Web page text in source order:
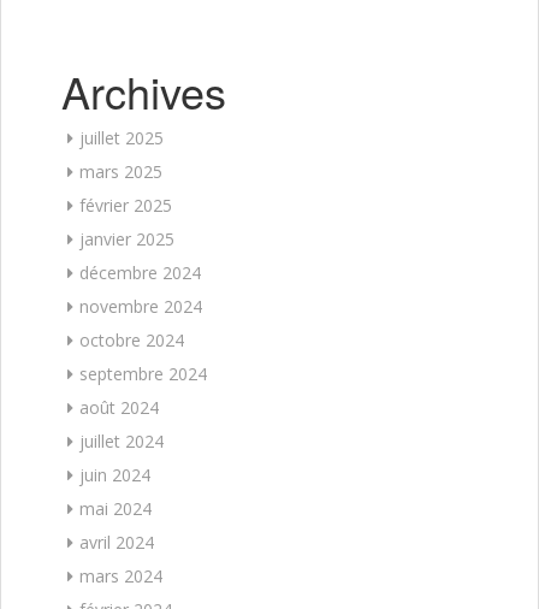
Archives
juillet 2025
mars 2025
février 2025
janvier 2025
décembre 2024
novembre 2024
octobre 2024
septembre 2024
août 2024
juillet 2024
juin 2024
mai 2024
avril 2024
mars 2024